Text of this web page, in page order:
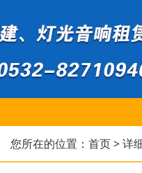
您所在的位置： 首页> 详